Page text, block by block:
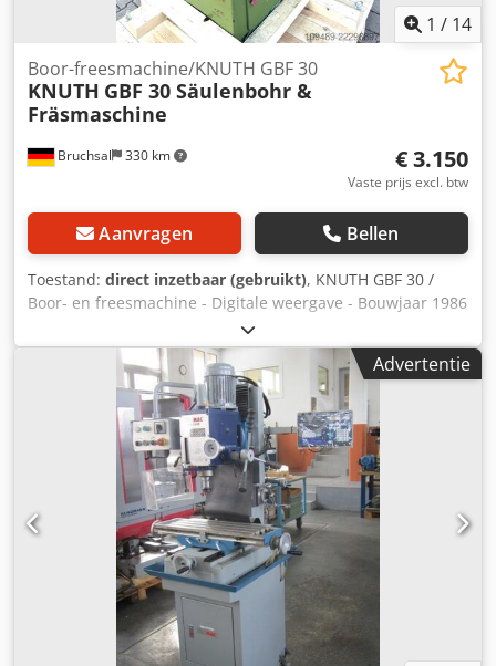
1 / 14
Bruchsal 330 km
Boor-freesmachine/KNUTH GBF 30
KNUTH GBF 30 Säulenbohr &
Fräsmaschine
€ 3.150
Vaste prijs excl. btw
Aanvragen Bellen
Toestand: direct inzetbaar (gebruikt), KNUTH GBF 30 /
Boor- en freesmachine - Digitale weergave - Bouwjaar 1986
- Max. boorcapaciteit / staal 32 mm - Toerentalbereik 100 -
2900 tpm - Toerentallen:
100/205/345/440/695/885/1450/2900 tpm - Kruistafel met
T-gleuven - Handmatige pinol - In hoogte verstelbare
boorkop Dcodpfxszkrmbo Ahhek - Boor-/freeskop is
draaibaar - Boorkop Afmetingen: L x B x H 0,9 x 0,7 x 1,8
meter / 550 kg Fouten en typefouten voorbehouden.
Advertentie